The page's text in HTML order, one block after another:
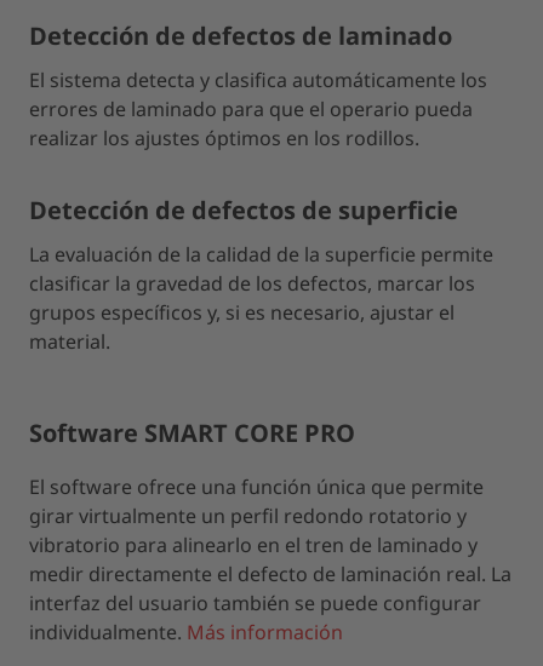
Detección de defectos de laminado
El sistema detecta y clasifica automáticamente los
errores de laminado para que el operario pueda
realizar los ajustes óptimos en los rodillos.
Detección de defectos de superficie
La evaluación de la calidad de la superficie permite
clasificar la gravedad de los defectos, marcar los
grupos específicos y, si es necesario, ajustar el
material.
Software SMART CORE PRO
El software ofrece una función única que permite
girar virtualmente un perfil redondo rotatorio y
vibratorio para alinearlo en el tren de laminado y
medir directamente el defecto de laminación real. La
interfaz del usuario también se puede configurar
individualmente. Más información